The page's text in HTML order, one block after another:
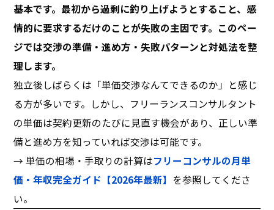
基本です。最初から過剰に釣り上げようとすること、感
情的に要求するだけのことが失敗の主因です。このペー
ジでは交渉の準備・進め方・失敗パターンと対処法を整
理します。
独立後しばらくは「単価交渉なんてできるのか」と感じ
る方が多いです。しかし、フリーランスコンサルタント
の単価は契約更新のたびに見直す機会があり、正しい準
備と進め方を知っていれば交渉は可能です。
→ 単価の相場・手取りの計算はフリーコンサルの月単
価・年収完全ガイド【2026年最新】 を参照してくださ
い。